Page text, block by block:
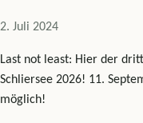
2. Juli 2024
Last not least: Hier der
Schliersee 2026! 11.
möglich!